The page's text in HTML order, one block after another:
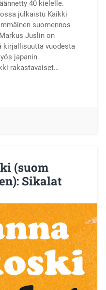
40 kielelle.
julkaistu Kaikki
suomennos
Juslin on
kirjallisuutta vuodesta
japanin
rakastavaiset…
(suom
Sikalat